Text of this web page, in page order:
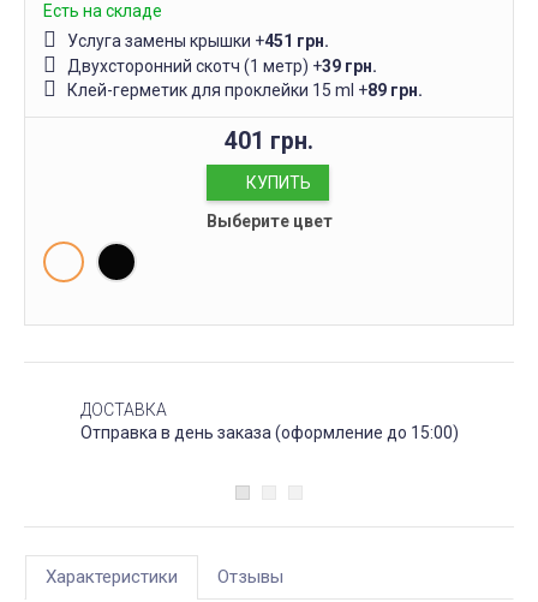
Есть на складе
Услуга замены крышки +451 грн.
Двухсторонний скотч (1 метр) +39 грн.
Клей-герметик для проклейки 15 ml +89 грн.
401 грн.
КУПИТЬ
Выберите цвет
ДОСТАВКА
Отправка в день заказа (оформление до 15:00)
Характеристики Отзывы